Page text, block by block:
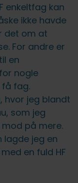
enkeltfag kan
ikke havde
det om at
For andre er
en
nogle
få fag.
hvor jeg blandt
som jeg
på mere.
lagde jeg en
en fuld HF